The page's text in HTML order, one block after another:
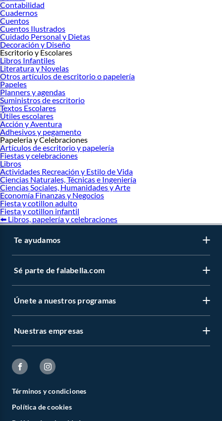
Contabilidad
Cuadernos
Cuentos
Cuentos Ilustrados
Cuidado Personal y Dietas
Decoración y Diseño
Escritorio y Escolares
Libros Infantiles
Literatura y Novelas
Otros artículos de escritorio o papelería
Papeles
Planners y agendas
Suministros de escritorio
Textos Escolares
Útiles escolares
Acción y Aventura
Adhesivos y pegamento
Papeleria y Celebraciones
Artículos de escritorio y papelería
Fiestas y celebraciones
Libros
Actividades Recreación y Estilo de Vida
Ciencias Naturales, Técnicas e Ingeniería
Ciencias Sociales, Humanidades y Arte
Economía Finanzas y Negocios
Fiesta y cotillon adulto
Fiesta y cotillon infantil
⬅️ Libros, papelería y celebraciones
Te ayudamos
Sé parte de falabella.com
Únete a nuestros programas
Nuestras empresas
Términos y condiciones
Política de cookies